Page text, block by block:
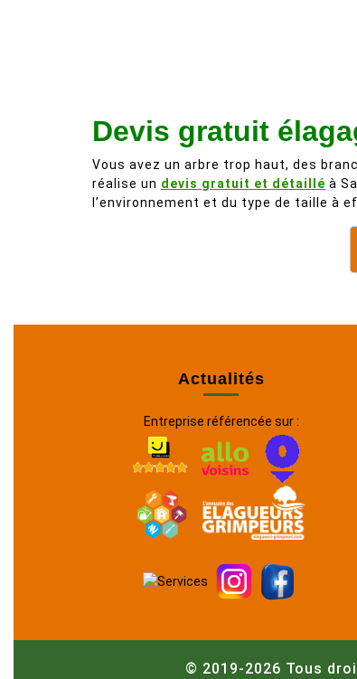
Devis gratuit
Vous avez un arbre trop haut, des
réalise un devis gratuit et détaillé à
l’environnement et du type de taille à
Actualités
Entreprise référencée sur :
© 2019-2026 Tous